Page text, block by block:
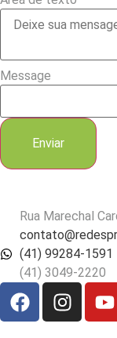
Message
Enviar
Rua Marechal
(41) 99284-1591
(41) 3049-2220